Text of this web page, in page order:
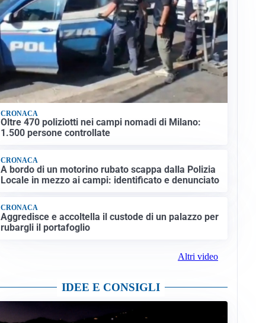
CRONACA
Oltre 470 poliziotti nei campi nomadi di Milano:
1.500 persone controllate
CRONACA
A bordo di un motorino rubato scappa dalla Polizia
Locale in mezzo ai campi: identificato e denunciato
CRONACA
Aggredisce e accoltella il custode di un palazzo per
rubargli il portafoglio
Altri video
IDEE E CONSIGLI